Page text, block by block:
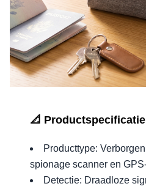
📐
Producttype:
spionage scanner en
Detectie: Draadloze